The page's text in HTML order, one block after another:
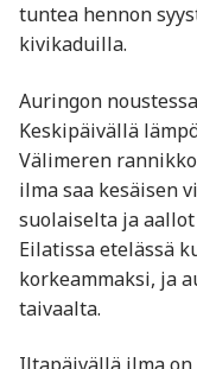
tuntea hennon
kivikaduilla.
Auringon
Keskipäivällä
Välimeren
ilma saa kesäisen
suolaiselta ja
Eilatissa etelässä
korkeammaksi, ja
taivaalta.